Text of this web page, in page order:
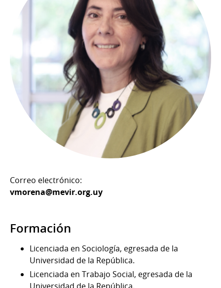
Correo electrónico:
vmorena@mevir.org.uy
Formación
Licenciada en Sociología, egresada de la
Universidad de la República.
Licenciada en Trabajo Social, egresada de la